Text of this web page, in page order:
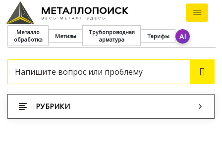
Металло
обработка
Метизы
Трубопроводная
арматура
Тарифы AI
РУБРИКИ